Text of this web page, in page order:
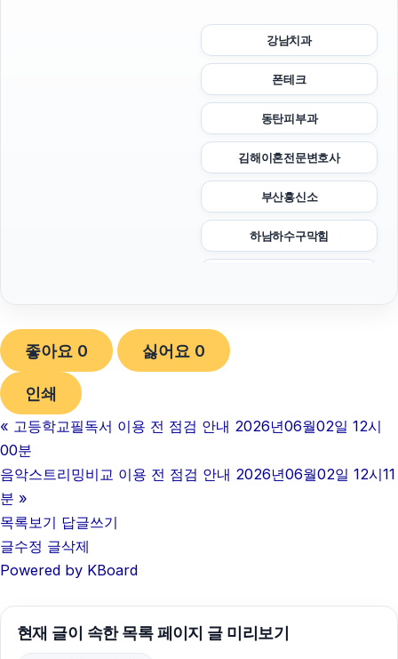
강남치과
폰테크
동탄피부과
김해이혼전문변호사
부산흥신소
하남하수구막힘
이혼전문변호사
인천하수구막힘
야구반티
좋아요 0 싫어요 0
인쇄
« 고등학교필독서 이용 전 점검 안내 2026년06월02일 12시
00분
음악스트리밍비교 이용 전 점검 안내 2026년06월02일 12시11
분 »
목록보기 답글쓰기
글수정 글삭제
Powered by KBoard
현재 글이 속한 목록 페이지 글 미리보기